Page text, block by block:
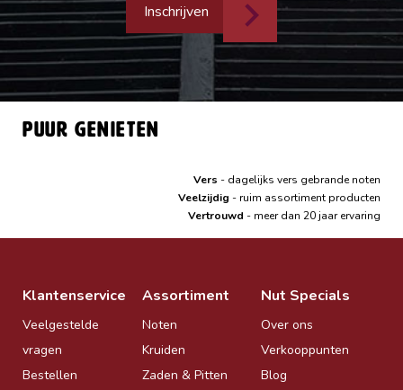
Inschrijven
Puur genieten
Vers - dagelijks vers gebrande noten
Veelzijdig - ruim assortiment producten
Vertrouwd - meer dan 20 jaar ervaring
Klantenservice
Veelgestelde
vragen
Bestellen
Assortiment
Noten
Kruiden
Zaden & Pitten
Nut Specials
Over ons
Verkooppunten
Blog